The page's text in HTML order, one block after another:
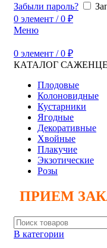
Забыли пароль?
0 элемент / 0 ₽
Меню
0 элемент / 0 ₽
КАТАЛОГ
Плодовые
Колоновидные
Кустарники
Ягодные
Декоративные
Хвойные
Плакучие
Экзотические
Розы
ПРИЕМ
В категории